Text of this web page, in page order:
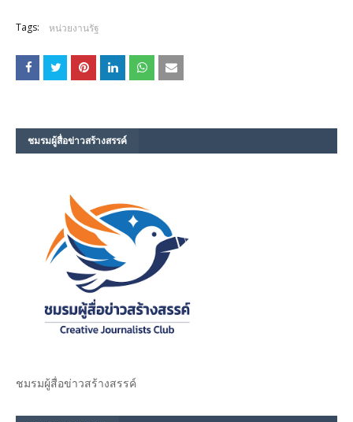
Tags: หน่วยงานรัฐ
ชมรม​ผู้สื่อข่าวสร้างสรรค์​
ชมรม​ผู้สื่อข่าวสร้างสรรค์​